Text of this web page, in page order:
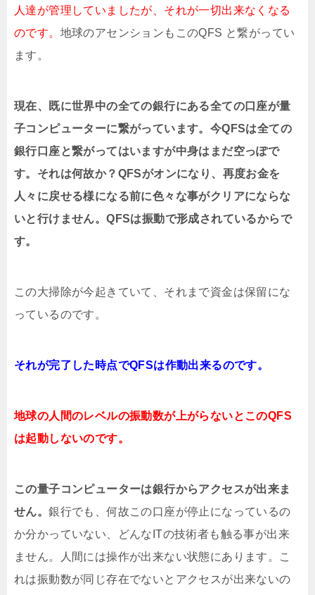
人達が管理していましたが、それが一切出来なくなる
のです。 地球のアセンションもこのQFS と繋がってい
ます。
現在、既に世界中の全ての銀行にある全ての口座が量
子コンピューターに繋がっています。今QFSは全ての
銀行口座と繋がってはいますが中身はまだ空っぽで
す。それは何故か？QFSがオンになり、再度お金を
人々に戻せる様になる前に色々な事がクリアにならな
いと行けません。QFSは振動で形成されているからで
す。
この大掃除が今起きていて、それまで資金は保留にな
っているのです。
それが完了した時点でQFSは作動出来るのです。
地球の人間のレベルの振動数が上がらないとこのQFS
は起動しないのです。
この量子コンピューターは銀行からアクセスが出来ま
せん。銀行でも、何故この口座が停止になっているの
か分かっていない、どんなITの技術者も触る事が出来
ません。人間には操作が出来ない状態にあります。こ
れは振動数が同じ存在でないとアクセスが出来ないの